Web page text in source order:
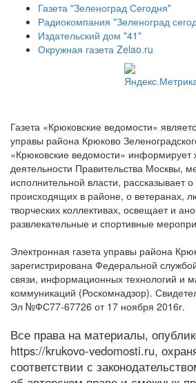
Газета "Зеленоград Сегодня"
Радиокомпания "Зеленоград
Издательский дом "41"
Окружная газета Zelao.ru
Газета «Крюковские ведомости»
управы района Крюково
«Крюковские ведомости» информирует
деятельности Правительства Москвы,
исполнительной власти, рассказывает
происходящих в районе, о ветеранах,
творческих коллективах, освещает и
развлекательные и спортивные
Электронная газета управы района
зарегистрирована Федеральной
связи, информационных технологий и
коммуникаций (Роскомнадзор).
Эл №ФС77-67726 от 17 ноября 2016г.
Все права на материалы,
https://krukovo-vedomosti.ru,
соответствии с